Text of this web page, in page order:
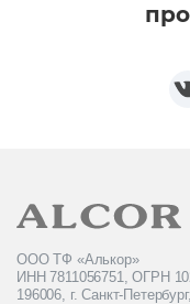
ООО ТФ «Алькор»
ИНН 7811056751, ОГРН
196006, г. Санкт-